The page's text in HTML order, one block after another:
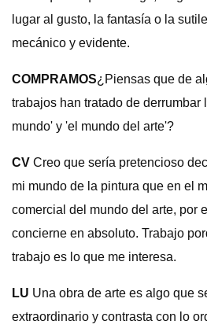
lugar al gusto, la fantasía o la
mecánico y evidente.
COMPRAMOS¿Piensas que de
trabajos han tratado de derrumbar
mundo' y 'el mundo del arte'?
CV Creo que sería pretencioso
mi mundo de la pintura que en el
comercial del mundo del arte, por
concierne en absoluto. Trabajo
trabajo es lo que me interesa.
LU Una obra de arte es algo que
extraordinario y contrasta con lo